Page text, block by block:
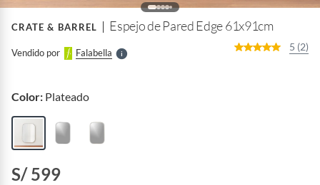
CRATE & BARREL Espejo de Pared Edge 61x91cm
Vendido por FalabellaS
l
l
e
5 (2)
Color: Plateado
S/ 599